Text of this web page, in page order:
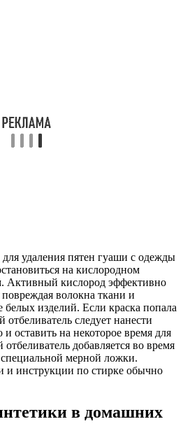
удаления пятен гуаши с одежды
на кислородном
Активный кислород эффективно
повреждая волокна ткани и
изделий. Если краска попала
следует нанести
оставить на некоторое время для
добавляется во время
мерной ложки.
и инструкции по стирке обычно
в домашних